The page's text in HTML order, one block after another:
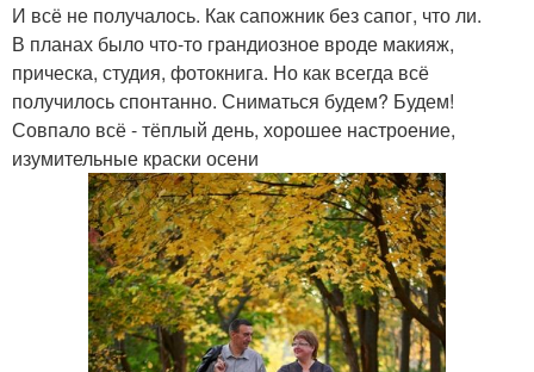
И всё не получалось. Как сапожник без сапог, что ли.
В планах было что-то грандиозное вроде макияж,
прическа, студия, фотокнига. Но как всегда всё
получилось спонтанно. Сниматься будем? Будем!
Совпало всё - тёплый день, хорошее настроение,
изумительные краски осени